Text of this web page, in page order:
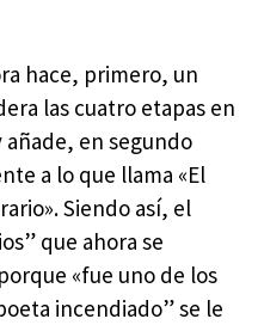
hace, primero, un
las cuatro etapas en
añade, en segundo
a lo que llama «El
Siendo así, el
que ahora se
«fue uno de los
incendiado” se le